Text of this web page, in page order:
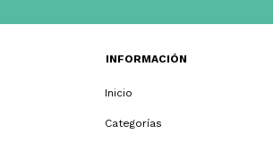
INFORMACIÓN
Inicio
Categorías